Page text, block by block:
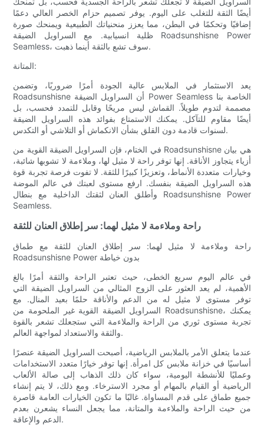
أيضًا الثقة للتغلب على اليوم. يوفر تصميم حزام الخصر العالي دعمًا
إضافيًا وتحكمًا في البطن، مما يعزز منحنياتك الطبيعية ويمنحك صورة
ظلية انسيابية. مع السراويل الضيقة Roadsunshisne Power
Seamless، سوف تشع بالثقة أينما ذهبت.
المتانة:
يعد الاستثمار في الملابس عالية الجودة أمرًا ضروريًا، وتضمن
Roadsunshisne أن السراويل الضيقة Power Seamless الخاصة بنا
مصممة لتدوم طويلاً. القماش ليس مريحًا وقابل للتمدد فحسب، بل
أيضًا مقاوم للتآكل. يمكنك الاستمتاع بفوائد هذه السراويل الضيقة
لسنوات قادمة دون القلق بشأن الانكماش أو التلاشي أو التكدس.
في الختام، فإن السراويل الضيقة القوية من Roadsunshisne هي بيان
أزياء يتجاوز الأناقة. إنها توفر راحة لا مثيل لها، وملاءمة لا تشوبها شائبة،
وخيارات متعددة الأنماط، وتعزيزًا كبيرًا للثقة. لا تفوت فرصة تجربة قوة
هذه السراويل الضيقة بنفسك. ارفع مستوى لعبتك في عالم الموضة
وأطلق العنان لثقتك الداخلية مع بنطال Roadsunshisne Power
Seamless.
راحة وملاءمة لا مثيل لهما: سر إطلاق العنان للثقة
راحة وملاءمة لا مثيل لهما: سر إطلاق العنان للثقة مع طماق
Roadsunshisne Power بدون خياطة
في عالم اليوم سريع الخطى، حيث تعتبر الراحة والثقة أمرًا بالغ
الأهمية، لم يعد العثور على الزوج المثالي من السراويل الضيقة التي
توفر مستوى لا مثيل له من الدعم والأناقة حلمًا بعيد المنال. مع
السراويل الضيقة القوية غير الملحومة من Roadsunshisne، يمكنك
تجربة مستوى ثوري من الراحة والملاءمة التي ستجعلك تشعر بالقوة
والثقة والاستعداد لمواجهة العالم.
عندما يتعلق الأمر بالملابس الرياضية، أصبحت السراويل الضيقة عنصرًا
أساسيًا في خزانة ملابس كل امرأة. إنها توفر خيارًا متعدد الاستخدامات
وعمليًا للأنشطة اليومية، سواء كان ذلك الذهاب إلى صالة الألعاب
الرياضية أو القيام بالمهام أو مجرد الاسترخاء. ومع ذلك، لا يتم إنشاء
جميع طماق على قدم المساواة. غالبًا ما تكون الخيارات العامة قاصرة
من حيث الراحة والملاءمة والمتانة، مما يجعل النساء يشعرن بعدم
الدعم والإعاقة.